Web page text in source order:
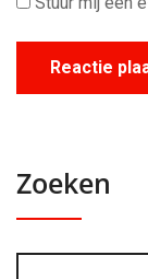
Zoeken